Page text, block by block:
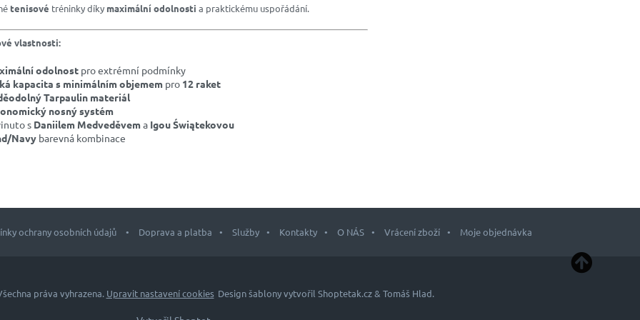
tenisové tréninky díky maximální odolnosti a praktickému uspořádání.
vlastnosti:
odolnost pro extrémní podmínky
kapacita s minimálním objemem pro 12 raket
Tarpaulin materiál
nosný systém
s Daniilem Medveděvema Igou Świątekovou
Navy barevná kombinace
ochrany osobních údajů Doprava a platba Služby Kontakty O NÁS Vrácení zboží Moje objednávka
práva vyhrazena. Upravit nastavení cookies Design šablony vytvořil Shoptetak.cz& Tomáš Hlad.